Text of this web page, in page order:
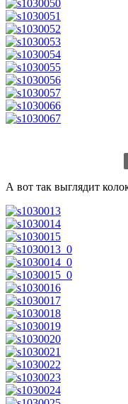
А вот так выглядит